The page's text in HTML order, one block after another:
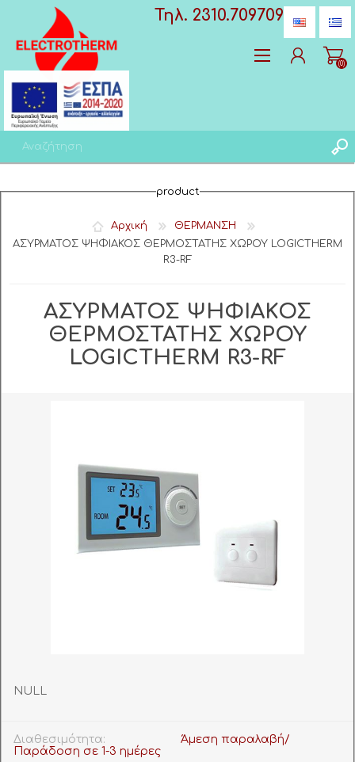
Τηλ. 2310.709709
(0)
(0)
product
Αρχική
ΘΕΡΜΑΝΣΗ
ΑΣΥΡΜΑΤΟΣ ΨΗΦΙΑΚΟΣ ΘΕΡΜΟΣΤΑΤΗΣ ΧΩΡΟΥ LOGICTHERM
R3-RF
ΑΣΥΡΜΑΤΟΣ ΨΗΦΙΑΚΟΣ
ΘΕΡΜΟΣΤΑΤΗΣ ΧΩΡΟΥ
LOGICTHERM R3-RF
NULL
Διαθεσιμότητα:
Άμεση παραλαβή/
Παράδοση σε 1-3 ημέρες